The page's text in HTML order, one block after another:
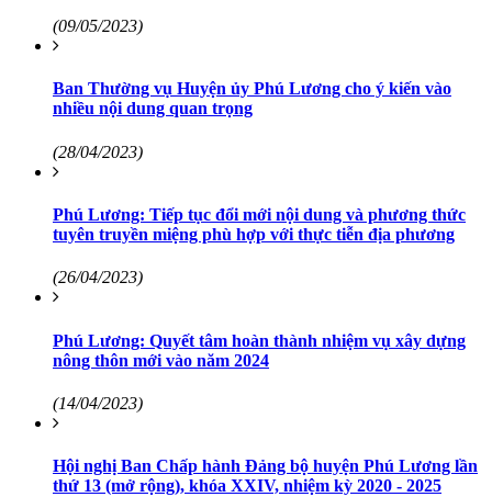
(09/05/2023)
Ban Thường vụ Huyện ủy Phú Lương cho ý kiến vào
nhiều nội dung quan trọng
(28/04/2023)
Phú Lương: Tiếp tục đổi mới nội dung và phương thức
tuyên truyền miệng phù hợp với thực tiễn địa phương
(26/04/2023)
Phú Lương: Quyết tâm hoàn thành nhiệm vụ xây dựng
nông thôn mới vào năm 2024
(14/04/2023)
Hội nghị Ban Chấp hành Đảng bộ huyện Phú Lương lần
thứ 13 (mở rộng), khóa XXIV, nhiệm kỳ 2020 - 2025